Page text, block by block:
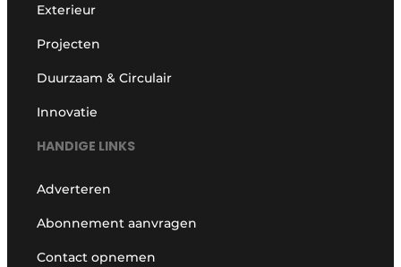
Exterieur
Projecten
Duurzaam & Circulair
Innovatie
HANDIGE LINKS
Adverteren
Abonnement aanvragen
Contact opnemen